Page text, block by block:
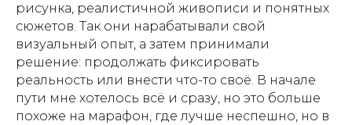
рисунка, реалистичной живописи и понятных
сюжетов. Так они нарабатывали свой
визуальный опыт, а затем принимали
решение: продолжать фиксировать
реальность или внести что-то своё. В начале
пути мне хотелось всё и сразу, но это больше
похоже на марафон, где лучше неспешно, но в